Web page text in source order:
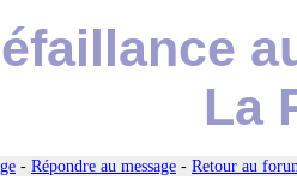
La
- Répondre au message - Retour au